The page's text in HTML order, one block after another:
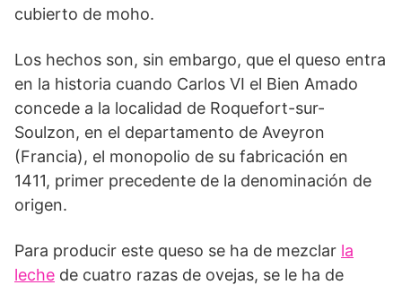
cubierto de moho.
Los hechos son, sin embargo, que el queso entra
en la historia cuando Carlos VI el Bien Amado
concede a la localidad de Roquefort-sur-
Soulzon, en el departamento de Aveyron
(Francia), el monopolio de su fabricación en
1411, primer precedente de la denominación de
origen.
Para producir este queso se ha de mezclar la
leche de cuatro razas de ovejas, se le ha de